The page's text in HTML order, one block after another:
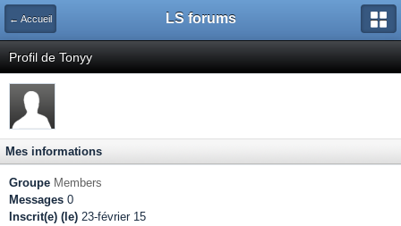
← Accueil LS forums
Profil de Tonyy
Mes informations
Groupe Members
Messages 0
Inscrit(e) (le) 23-février 15